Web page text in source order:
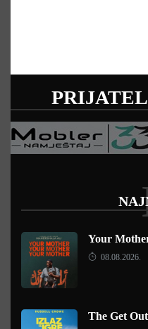
Your
08.08.2026.
The Get Out